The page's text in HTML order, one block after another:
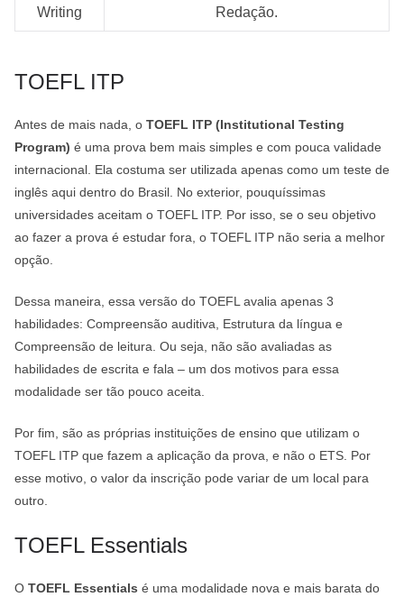
Writing Redação.
TOEFL ITP
Antes de mais nada, o TOEFL ITP (Institutional Testing
Program) é uma prova bem mais simples e com pouca validade
internacional. Ela costuma ser utilizada apenas como um teste de
inglês aqui dentro do Brasil. No exterior, pouquíssimas
universidades aceitam o TOEFL ITP. Por isso, se o seu objetivo
ao fazer a prova é estudar fora, o TOEFL ITP não seria a melhor
opção.
Dessa maneira, essa versão do TOEFL avalia apenas 3
habilidades: Compreensão auditiva, Estrutura da língua e
Compreensão de leitura. Ou seja, não são avaliadas as
habilidades de escrita e fala – um dos motivos para essa
modalidade ser tão pouco aceita.
Por fim, são as próprias instituições de ensino que utilizam o
TOEFL ITP que fazem a aplicação da prova, e não o ETS. Por
esse motivo, o valor da inscrição pode variar de um local para
outro.
TOEFL Essentials
O TOEFL Essentials é uma modalidade nova e mais barata do